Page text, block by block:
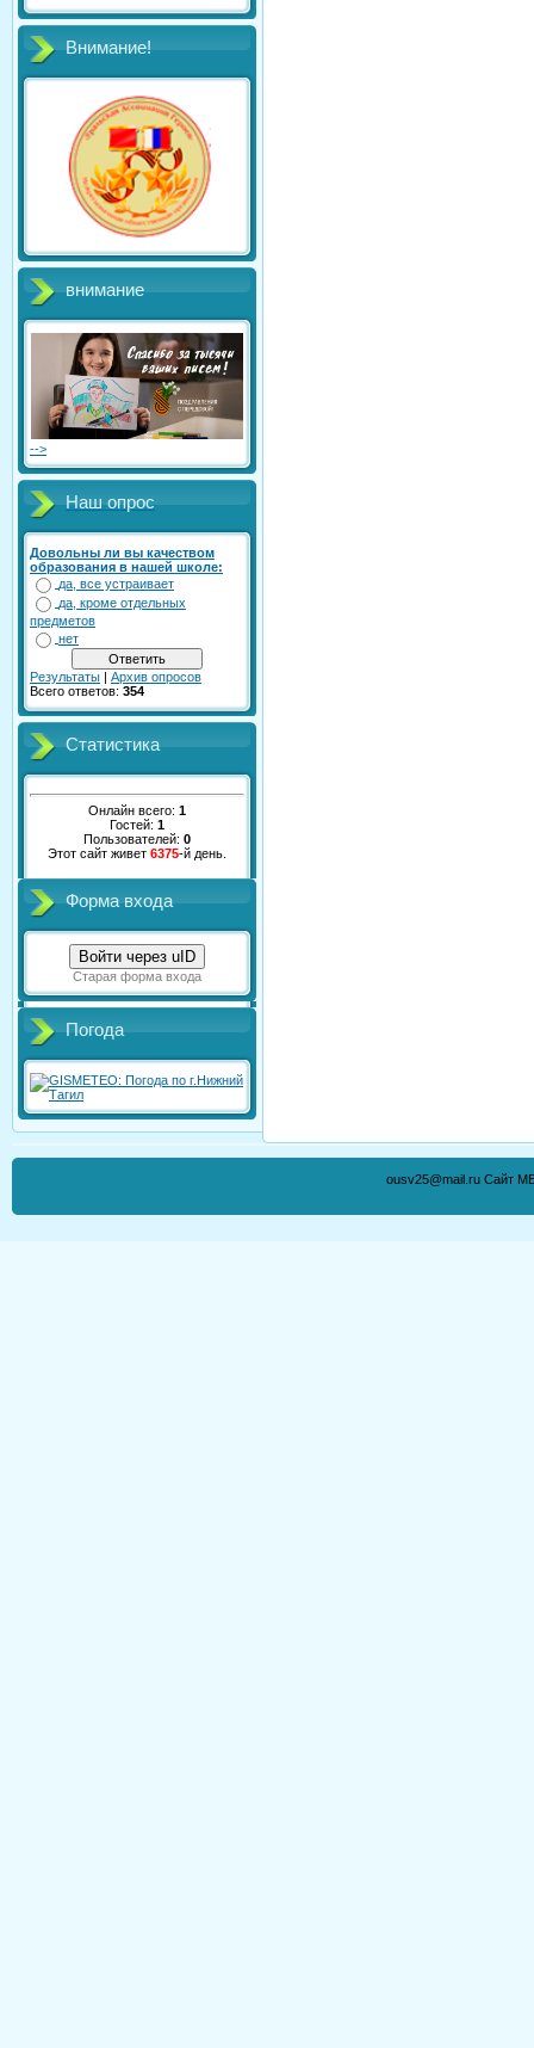
Внимание!
внимание
-->
Наш опрос
Довольны ли вы качеством
образования в нашей школе:
да, все устраивает
да, кроме отдельных
предметов
нет
Результаты | Архив опросов
Всего ответов: 354
Статистика
Онлайн всего: 1
Гостей: 1
Пользователей: 0
Этот сайт живет 6375-й день.
Форма входа
Войти через uID
Старая форма входа
Погода
ousv25@mail.ru Сайт